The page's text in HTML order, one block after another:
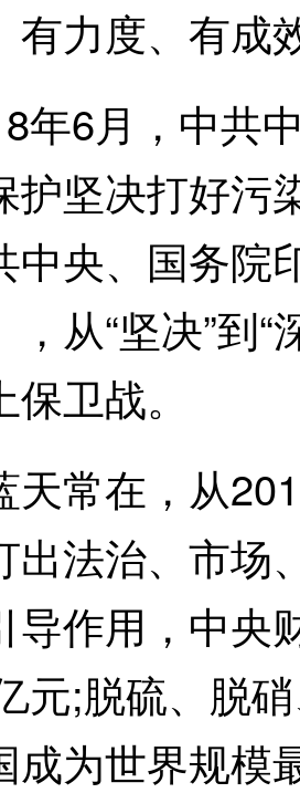
有力度、有
6月，中共中
护坚决打好污
中央、国务院
，从“坚决”到
卫战。
在，从
出法治、市
导作用，中央
元;脱硫、脱
成为世界规模